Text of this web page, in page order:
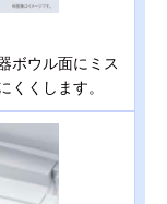
ボウル面にミス
くくします。